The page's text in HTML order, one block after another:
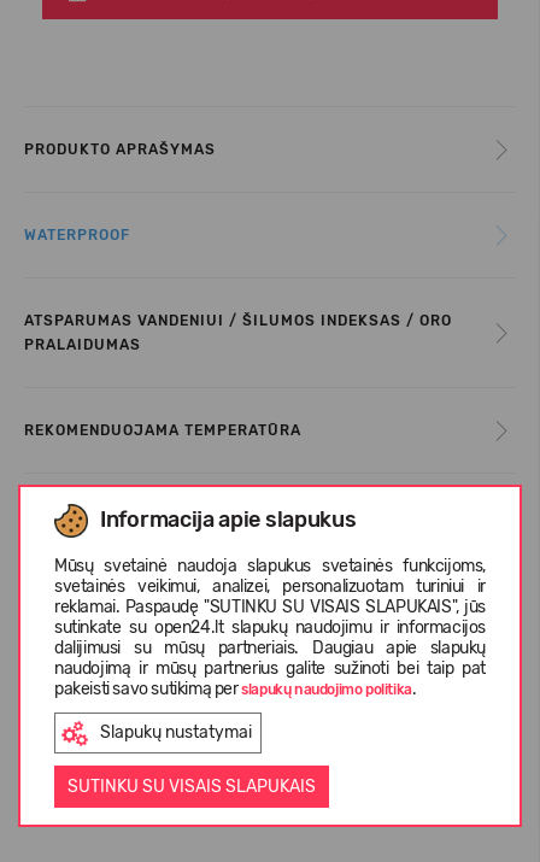
Informacija apie slapukus
Mūsų svetainė naudoja slapukus svetainės funkcijoms,
svetainės veikimui, analizei, personalizuotam turiniui ir
reklamai. Paspaudę "SUTINKU SU VISAIS SLAPUKAIS", jūs
sutinkate su open24.lt slapukų naudojimu ir informacijos
dalijimusi su mūsų partneriais. Daugiau apie slapukų
naudojimą ir mūsų partnerius galite sužinoti bei taip pat
pakeisti savo sutikimą perslapukų naudojimo politika.
Slapukų nustatymai
SUTINKU SU VISAIS SLAPUKAIS
PRODUKTO APRAŠYMAS
WATERPROOF
ATSPARUMAS VANDENIUI / ŠILUMOS INDEKSAS / ORO
PRALAIDUMAS
REKOMENDUOJAMA TEMPERATŪRA
PRIEŽIŪROS INFORMACIJA
DYDŽIŲ LENTELĖ
APIE REIMA